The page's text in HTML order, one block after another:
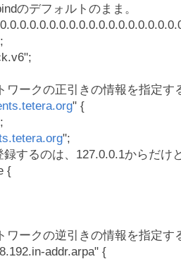
のデフォルトのまま。
ワークの正引きの情報を指定す
" {
";
録するのは、127.0.0.1からだけ
{
ワークの逆引きの情報を指定す
addr.arpa" {